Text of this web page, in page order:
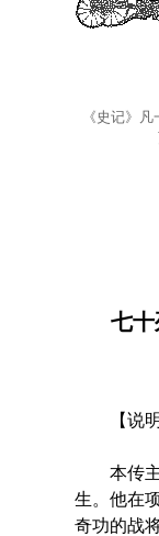
《史记》
七十
【说明
本传主
生。他在
奇功的战